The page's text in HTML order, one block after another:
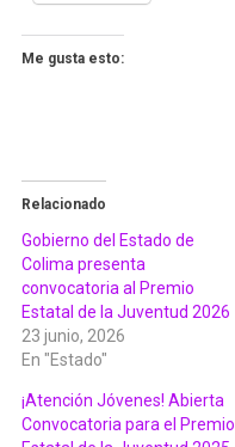
Me gusta esto:
Relacionado
Gobierno del Estado de
Colima presenta
convocatoria al Premio
Estatal de la Juventud 2026
23 junio, 2026
En "Estado"
¡Atención Jóvenes! Abierta
Convocatoria para el Premio